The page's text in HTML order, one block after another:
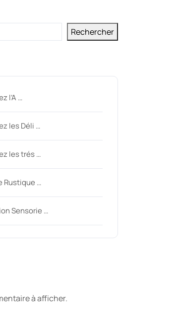
Rechercher
l’A …
les Déli …
les trés …
Rustique …
Sensorie …
à afficher.